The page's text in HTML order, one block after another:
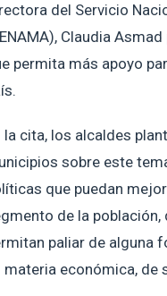
del Servicio
Claudia
permita más apoyo
la cita, los alcaldes
sobre este
que puedan
de la
paliar de alguna
materia económica, de